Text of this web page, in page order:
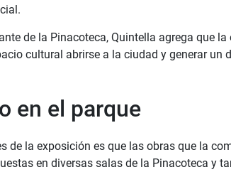
de la Pinacoteca, Quintella agrega que
cultural abrirse a la ciudad y generar un
en el parque
de la exposición es que las obras que la
en diversas salas de la Pinacoteca y